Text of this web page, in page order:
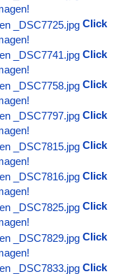
Click
Click
Click
Click
Click
Click
Click
Click
Click